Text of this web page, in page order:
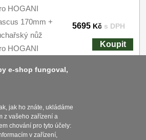
HOGANI
170mm +
nůž
HOGANI
5695 Kč s DPH
Koupit
1+1 Honesuki
nůž Seburo
e-shop fungoval,
jak ho znáte, ukládáme
z vašeho zařízení a
chování pro tyto účely:
v zařízení,